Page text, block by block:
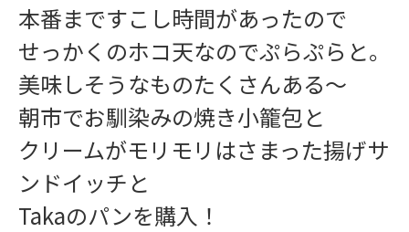
インフォメーション
本番まですこし時間があったので
せっかくのホコ天なのでぷらぷらと。
美味しそうなものたくさんある〜
朝市でお馴染みの焼き小籠包と
クリームがモリモリはさまった揚げサ
ンドイッチと
Takaのパンを購入！